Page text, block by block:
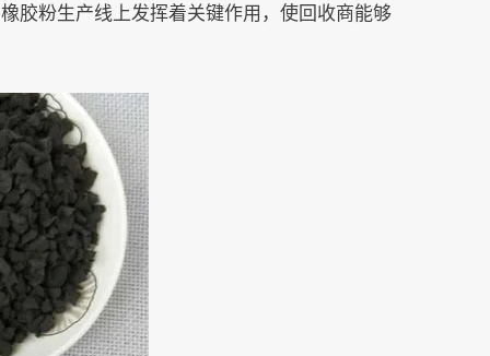
胶粉生产线上发挥着关键作用，使回收商能够